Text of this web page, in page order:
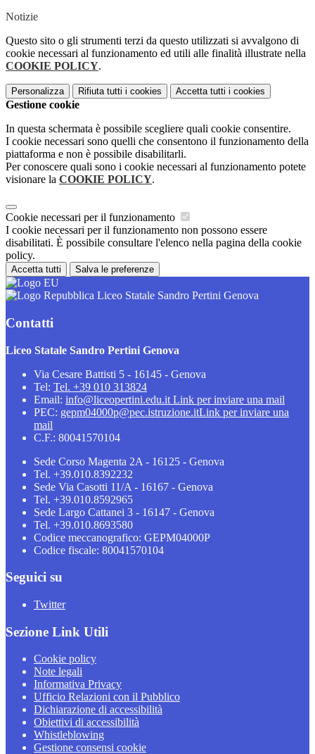
Notizie
Questo sito o gli strumenti terzi da questo utilizzati si avvalgono di
cookie necessari al funzionamento ed utili alle finalità illustrate nella
COOKIE POLICY.
Personalizza Rifiuta tutti i cookies Accetta tutti i cookies
Gestione cookie
In questa schermata è possibile scegliere quali cookie consentire.
I cookie necessari sono quelli che consentono il funzionamento della
piattaforma e non è possibile disabilitarli.
Per conoscere quali sono i cookie necessari al funzionamento potete
visionare la COOKIE POLICY.
Cookie necessari per il funzionamento
I cookie necessari per il funzionamento non possono essere
disabilitati. È possibile consultare l'elenco nella pagina della cookie
policy.
Accetta tutti Salva le preferenze
Liceo Statale Sandro Pertini Genova
Contatti
Liceo Statale Sandro Pertini Genova
Via Cesare Battisti 5 - 16145 - Genova
Tel: Tel. +39 010 313824
Email: info@liceopertini.edu.it Link per inviare una mail
PEC: gepm04000p@pec.istruzione.itLink per inviare una
mail
C.F.: 80041570104
Sede Corso Magenta 2A - 16125 - Genova
Tel. +39.010.8392232
Sede Via Casotti 11/A - 16167 - Genova
Tel. +39.010.8592965
Sede Largo Cattanei 3 - 16147 - Genova
Tel. +39.010.8693580
Codice meccanografico: GEPM04000P
Codice fiscale: 80041570104
Seguici su
Twitter
Sezione Link Utili
Cookie policy
Note legali
Informativa Privacy
Ufficio Relazioni con il Pubblico
Dichiarazione di accessibilità
Obiettivi di accessibilità
Whistleblowing
Gestione consensi cookie